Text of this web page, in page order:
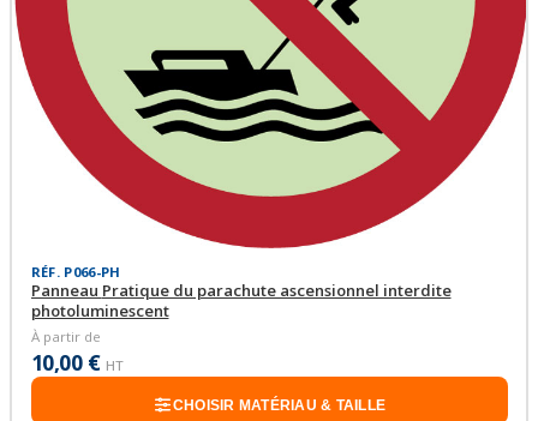
RÉF. P066-PH
Panneau Pratique du parachute ascensionnel interdite
photoluminescent
À partir de
10,00 € HT
CHOISIR MATÉRIAU & TAILLE